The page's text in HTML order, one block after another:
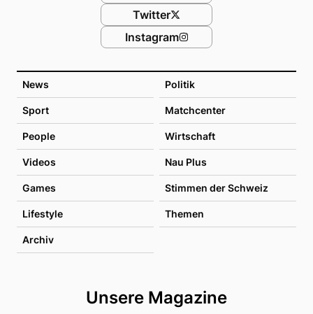
News Politik
Sport Matchcenter
People Wirtschaft
Videos Nau Plus
Games Stimmen der Schweiz
Lifestyle Themen
Archiv
Unsere Magazine
Twitter
Instagram